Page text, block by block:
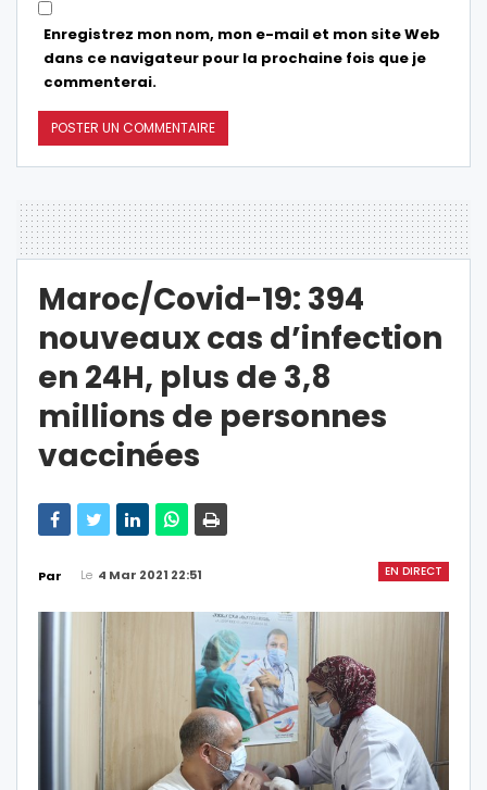
Enregistrez mon nom, mon e-mail et mon site Web
dans ce navigateur pour la prochaine fois que je
commenterai.
Maroc/Covid-19: 394
nouveaux cas d’infection
en 24H, plus de 3,8
millions de personnes
vaccinées
EN DIRECT
Par Le 4 Mar 2021 22:51